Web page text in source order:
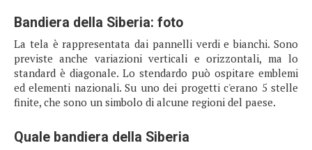
Bandiera della Siberia: foto
La tela è rappresentata dai pannelli verdi e bianchi. Sono
previste anche variazioni verticali e orizzontali, ma lo
standard è diagonale. Lo stendardo può ospitare emblemi
ed elementi nazionali. Su uno dei progetti c'erano 5 stelle
finite, che sono un simbolo di alcune regioni del paese.
Quale bandiera della Siberia